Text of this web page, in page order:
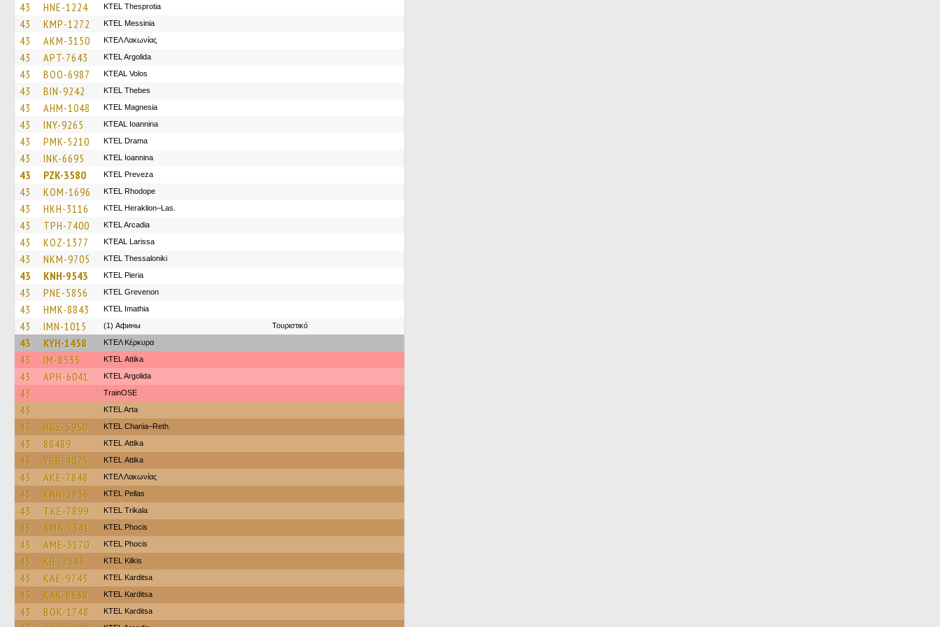
43 HNE-1224 KTEL Thesprotia
43 KMP-1272 KTEL Messinia
43 AKM-3150 ΚΤΕΛ Λακωνίας
43 APT-7643 KTEL Argolida
43 BOO-6987 KTEAL Volos
43 BIN-9242 KTEL Thebes
43 AHM-1048 ΚΤΕL Magnesia
43 INY-9265 KTEAL Ioannina
43 PMK-5210 KTEL Drama
43 INK-6695 KTEL Ioannina
43 PZK-3580 KTEL Preveza
43 KOM-1696 KTEL Rhodope
43 HKH-3116 KTEL Heraklion–Las.
43 TPH-7400 KTEL Arcadia
43 KOZ-1377 KTEAL Larissa
43 NKM-9705 KTEL Thessaloniki
43 KNH-9543 KTEL Pieria
43 PNE-5856 ΚΤΕL Grevenon
43 HMK-8843 KTEL Imathia
43 IMN-1015 (1) Афины Τουριστικό
43 KYH-1458 ΚΤΕΛ Κέρκυρα
43 IM-8535 KΤΕL Αttika
43 APH-6041 KTEL Argolida
43 TrainΟSE
43 KTEL Arta
43 HKZ-5950 KTEL Chania–Reth.
43 88489 KΤΕL Αttika
43 YBB-4025 KΤΕL Αttika
43 AKE-7848 ΚΤΕΛ Λακωνίας
43 KNH-2836 KTEL Pellas
43 TKE-7899 ΚΤΕL Τrikala
43 AMA-7341 ΚΤΕL Phocis
43 AME-5170 ΚΤΕL Phocis
43 KIE-2843 KTEL Kilkis
43 KAE-9743 ΚΤΕL Karditsa
43 KAK-8638 ΚΤΕL Karditsa
43 BOK-1748 ΚΤΕL Karditsa